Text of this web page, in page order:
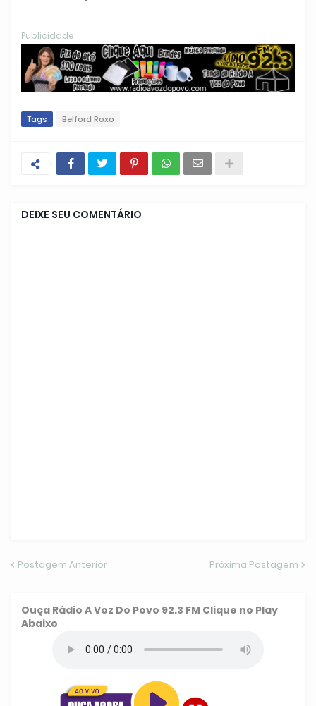
Publicidade
Tags Belford Roxo
DEIXE SEU COMENTÁRIO
Postagem Anterior Próxima Postagem
Ouça Rádio A Voz Do Povo 92.3 FM Clique no Play
Abaixo